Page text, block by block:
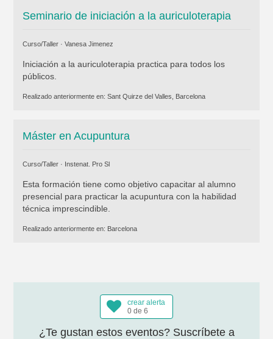
Seminario de iniciación a la auriculoterapia
Curso/Taller · Vanesa Jimenez
Iniciación a la auriculoterapia practica para todos los
públicos.
Realizado anteriormente en: Sant Quirze del Valles, Barcelona
Máster en Acupuntura
Curso/Taller · Instenat. Pro Sl
Esta formación tiene como objetivo capacitar al alumno
presencial para practicar la acupuntura con la habilidad
técnica imprescindible.
Realizado anteriormente en: Barcelona
crear alerta
0 de 6
¿Te gustan estos eventos? Suscríbete a